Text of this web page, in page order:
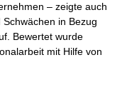
– zeigte auch
in Bezug
Bewertet wurde
mit Hilfe von